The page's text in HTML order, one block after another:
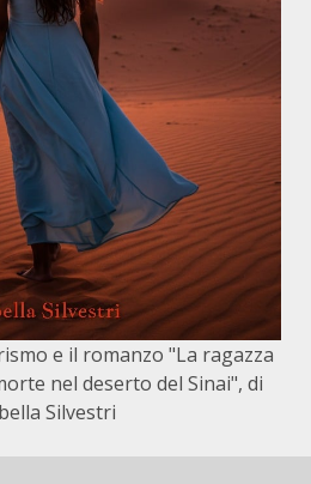
e il romanzo "La ragazza
nel deserto del Sinai", di
Silvestri